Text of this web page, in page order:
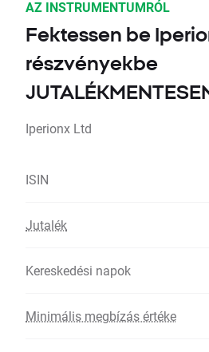
AZ INSTRUMENTUMRÓL
Fektessen be
részvényekbe
Iperionx Ltd
ISIN
Jutalék
Kereskedési napok
Minimális megbízás értéke